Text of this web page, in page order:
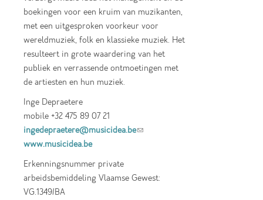
boekingen voor een kruim van muzikanten,
met een uitgesproken voorkeur voor
wereldmuziek, folk en klassieke muziek. Het
resulteert in grote waardering van het
publiek en verrassende ontmoetingen met
de artiesten en hun muziek.
Inge Depraetere
mobile +32 475 89 07 21
ingedepraetere@musicidea.be(link sends e-
www.musicidea.be
Erkenningsnummer private
arbeidsbemiddeling Vlaamse Gewest:
VG.1349/BA